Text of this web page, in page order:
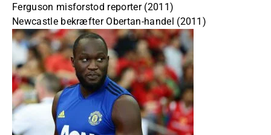
Ferguson misforstod reporter (2011)
Newcastle bekræfter Obertan-handel (2011)